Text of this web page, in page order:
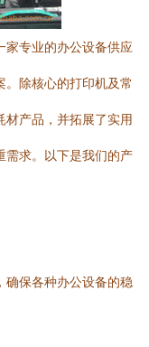
家专业的办公设备供应
除核心的打印机及常
产品，并拓展了实用
需求。以下是我们的产
确保各种办公设备的稳